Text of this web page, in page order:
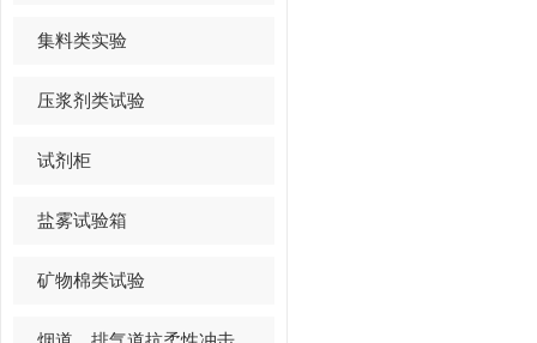
集料类实验
压浆剂类试验
试剂柜
盐雾试验箱
矿物棉类试验